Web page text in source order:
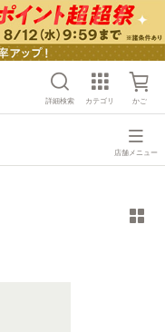
詳細検索 カテゴリ かご
店舗メニュー